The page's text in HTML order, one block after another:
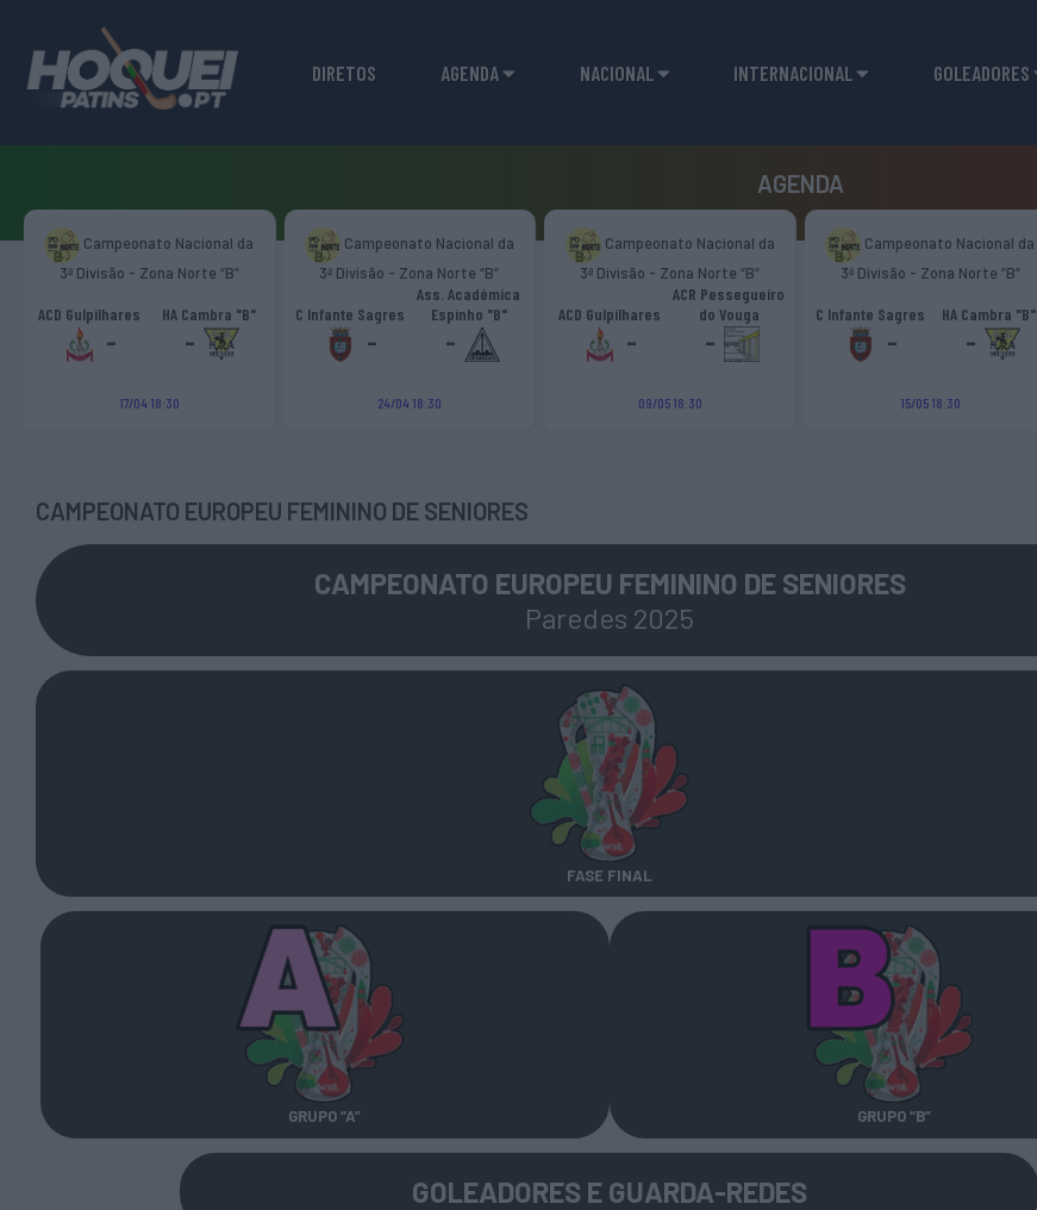
DIRETOS AGENDA NACIONAL INTERNACIONAL GOLEADORES
AGENDA
Campeonato Nacional da
3ª Divisão - Zona Norte “B”
ACD Gulpilhares
-
HA Cambra "B"
-
17/04 18:30
Campeonato Nacional da
3ª Divisão - Zona Norte “B”
C Infante Sagres
-
Ass. Académica
Espinho "B"
-
24/04 18:30
Campeonato Nacional da
3ª Divisão - Zona Norte “B”
ACD Gulpilhares
-
ACR Pessegueiro
do Vouga
-
09/05 18:30
Campeonato Nacional da
3ª Divisão - Zona Norte “B”
C Infante Sagres
-
HA Cambra "B"
-
15/05 18:30
CAMPEONATO EUROPEU FEMININO DE SENIORES
CAMPEONATO EUROPEU FEMININO DE SENIORES
Paredes 2025
FASE FINAL
GRUPO “A” GRUPO “B”
GOLEADORES E GUARDA-REDES